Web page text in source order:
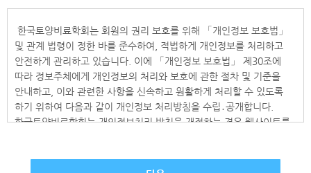
공지함으로써 효력을 발생합니다.
제 3 조 (약관 외 준칙)
이 약관에 명시되지 아니한 사항에 대해서는 관계법령 및 서비스별
약관의 취지에 따라 적용할 수 있습니다.
제 4 조 (용어의 정의)
한국토양비료학회는 회원의 권리 보호를 위해 「개인정보 보호법」
및 관계 법령이 정한 바를 준수하여, 적법하게 개인정보를 처리하고
안전하게 관리하고 있습니다. 이에 「개인정보 보호법」 제30조에
따라 정보주체에게 개인정보의 처리와 보호에 관한 절차 및 기준을
안내하고, 이와 관련한 사항을 신속하고 원활하게 처리할 수 있도록
하기 위하여 다음과 같이 개인정보 처리방침을 수립․공개합니다.
한국토양비료학회는 개인정보처리 방침을 개정하는 경우 웹사이트를